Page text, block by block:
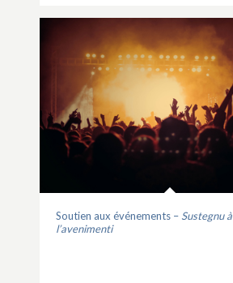
Soutien aux événements – Sustegnu à
l’avenimenti